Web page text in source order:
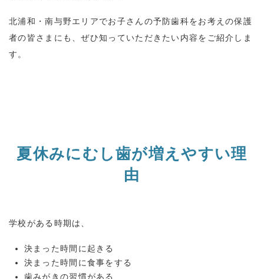
北浦和・南与野エリアでお子さんの予防歯科をお考えの保護
者の皆さまにも、ぜひ知っていただきたい内容をご紹介しま
す。
夏休みにむし歯が増えやすい理
由
学校がある時期は、
決まった時間に起きる
決まった時間に食事をする
歯みがきの習慣がある